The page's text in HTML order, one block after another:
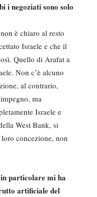
i negoziati sono solo
è chiaro al resto
Israele e che il
Quello di Arafat a
Non c’è alcuno
al contrario,
ma
Israele e
West Bank, si
concezione, non
particolare mi ha
artificiale del